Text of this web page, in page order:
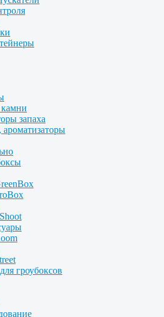
запаха
гроубоксов